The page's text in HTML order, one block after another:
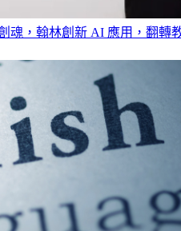
魂，翰林創新 AI 應用，翻轉